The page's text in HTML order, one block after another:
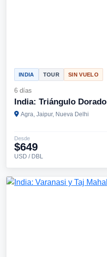
INDIA TOUR SIN VUELO
6 días
India: Triángulo Dorado
Agra, Jaipur, Nueva Delhi
Desde
$649
USD / DBL